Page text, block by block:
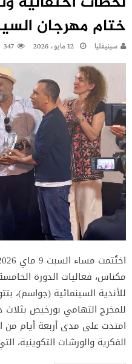
ختام مهرجان
سينيفليا 12 مايو، 2026 347
مكناس، فعاليات الدورة
للأندية السينمائية (جواسم)،
للمخرج التهامي بورخيص بثلاث
امتدت على مدى أربعة أيام من
الفكرية والورشات التكوينية،